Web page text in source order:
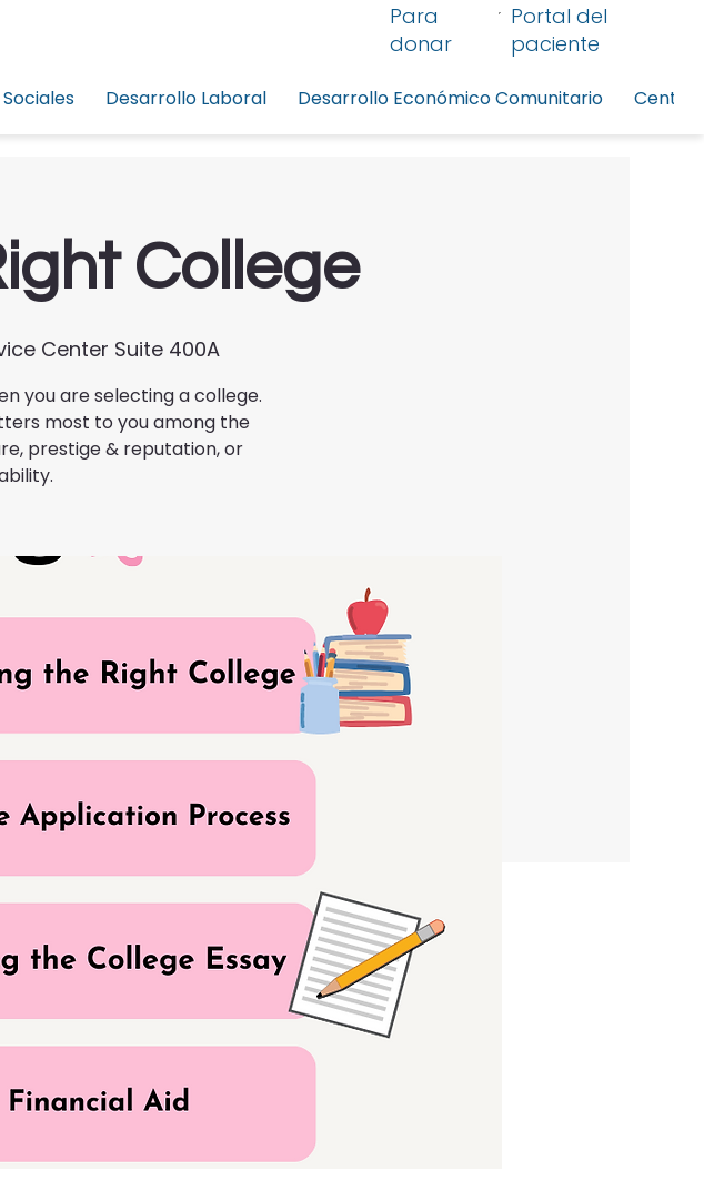
Desarrollo Laboral Desarrollo Económico Comunitario Centro
Para
donar
Portal del
paciente
College
Center Suite 400A
you are selecting a college.
most to you among the
prestige & reputation, or